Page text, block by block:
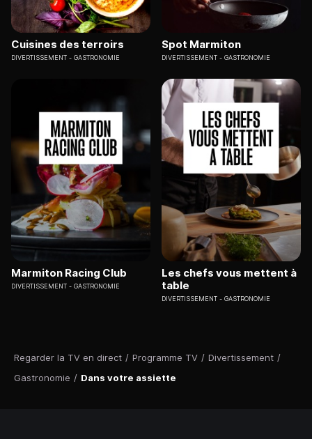
Regarder la TV en direct / Programme TV / Divertissement /
Gastronomie / Dans votre assiette
Cuisines des terroirs
DIVERTISSEMENT GASTRONOMIE
Spot Marmiton
DIVERTISSEMENT GASTRONOMIE
Marmiton Racing Club
DIVERTISSEMENT GASTRONOMIE
Les chefs vous mettent à
table
DIVERTISSEMENT GASTRONOMIE